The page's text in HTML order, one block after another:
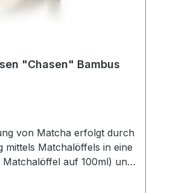
"Chasen" Bambus
von Matcha erfolgt durch
mittels Matchalöffels in eine
Matchalöffel auf 100ml) und